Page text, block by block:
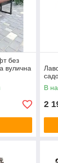
без
вулична
В
2